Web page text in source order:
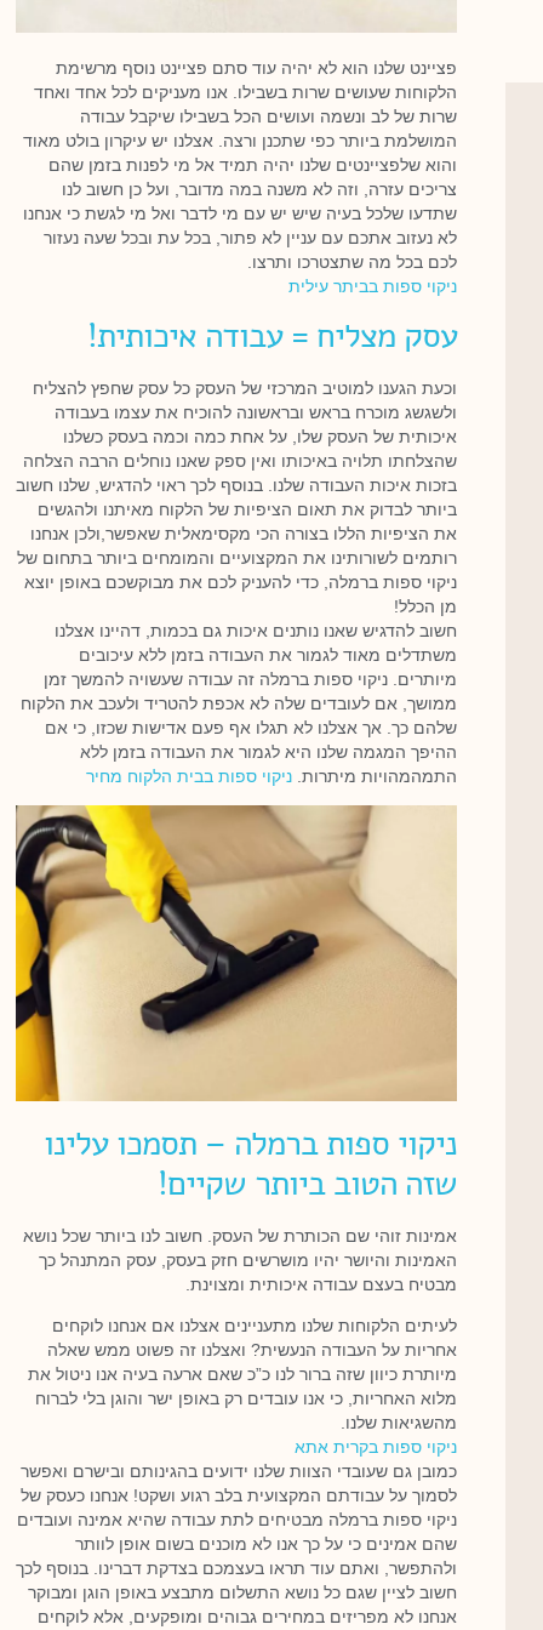
פציינט שלנו הוא לא יהיה עוד סתם פציינט נוסף מרשימת
הלקוחות שעושים שרות בשבילו. אנו מעניקים לכל אחד ואחד
שרות של לב ונשמה ועושים הכל בשבילו שיקבל עבודה
המושלמת ביותר כפי שתכנן ורצה. אצלנו יש עיקרון בולט מאוד
והוא שלפציינטים שלנו יהיה תמיד אל מי לפנות בזמן שהם
צריכים עזרה, וזה לא משנה במה מדובר, ועל כן חשוב לנו
שתדעו שלכל בעיה שיש יש עם מי לדבר ואל מי לגשת כי אנחנו
לא נעזוב אתכם עם עניין לא פתור, בכל עת ובכל שעה נעזור
לכם בכל מה שתצטרכו ותרצו.
ניקוי ספות בביתר עילית
עסק מצליח = עבודה איכותית!
וכעת הגענו למוטיב המרכזי של העסק כל עסק שחפץ להצליח
ולשגשג מוכרח בראש ובראשונה להוכיח את עצמו בעבודה
איכותית של העסק שלו, על אחת כמה וכמה בעסק כשלנו
שהצלחתו תלויה באיכותו ואין ספק שאנו נוחלים הרבה הצלחה
בזכות איכות העבודה שלנו. בנוסף לכך ראוי להדגיש, שלנו חשוב
ביותר לבדוק את תאום הציפיות של הלקוח מאיתנו ולהגשים
את הציפיות הללו בצורה הכי מקסימאלית שאפשר,ולכן אנחנו
רותמים לשורותינו את המקצועיים והמומחים ביותר בתחום של
ניקוי ספות ברמלה, כדי להעניק לכם את מבוקשכם באופן יוצא
מן הכלל!
חשוב להדגיש שאנו נותנים איכות גם בכמות, דהיינו אצלנו
משתדלים מאוד לגמור את העבודה בזמן ללא עיכובים
מיותרים. ניקוי ספות ברמלה זה עבודה שעשויה להמשך זמן
ממושך, אם לעובדים שלה לא אכפת להטריד ולעכב את הלקוח
שלהם כך. אך אצלנו לא תגלו אף פעם אדישות שכזו, כי אם
ההיפך המגמה שלנו היא לגמור את העבודה בזמן ללא
התמהמהויות מיתרות. ניקוי ספות בבית הלקוח מחיר
ניקוי ספות ברמלה – תסמכו עלינו
שזה הטוב ביותר שקיים!
אמינות זוהי שם הכותרת של העסק. חשוב לנו ביותר שכל נושא
האמינות והיושר יהיו מושרשים חזק בעסק, עסק המתנהל כך
מבטיח בעצם עבודה איכותית ומצוינת.
לעיתים הלקוחות שלנו מתעניינים אצלנו אם אנחנו לוקחים
אחריות על העבודה הנעשית? ואצלנו זה פשוט ממש שאלה
מיותרת כיוון שזה ברור לנו כ”כ שאם ארעה בעיה אנו ניטול את
מלוא האחריות, כי אנו עובדים רק באופן ישר והוגן בלי לברוח
מהשגיאות שלנו.
ניקוי ספות בקרית אתא
כמובן גם שעובדי הצוות שלנו ידועים בהגינותם ובישרם ואפשר
לסמוך על עבודתם המקצועית בלב רגוע ושקט! אנחנו כעסק של
ניקוי ספות ברמלה מבטיחים לתת עבודה שהיא אמינה ועובדים
שהם אמינים כי על כך אנו לא מוכנים בשום אופן לוותר
ולהתפשר, ואתם עוד תראו בעצמכם בצדקת דברינו. בנוסף לכך
חשוב לציין שגם כל נושא התשלום מתבצע באופן הוגן ומבוקר
אנחנו לא מפריזים במחירים גבוהים ומופקעים, אלא לוקחים